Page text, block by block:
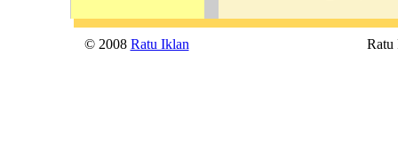
© 2008 Ratu Iklan Ratu